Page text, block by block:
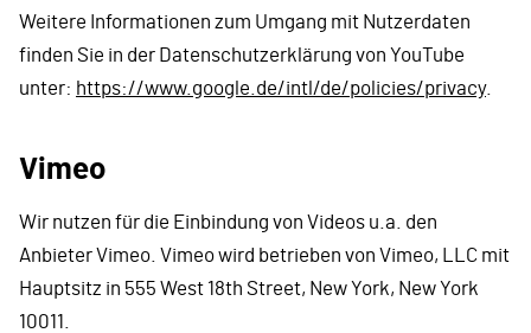
Weitere Informationen zum Umgang mit Nutzerdaten
finden Sie in der Datenschutzerklärung von YouTube
unter: https://www.google.de/intl/de/policies/privacy.
Vimeo
Wir nutzen für die Einbindung von Videos u.a. den
Anbieter Vimeo. Vimeo wird betrieben von Vimeo, LLC mit
Hauptsitz in 555 West 18th Street, New York, New York
10011.